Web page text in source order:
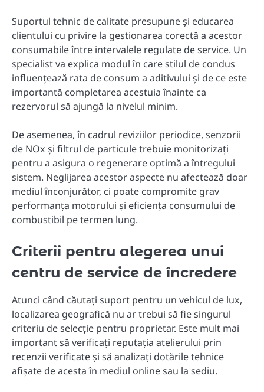
Suportul tehnic de calitate presupune și educarea
clientului cu privire la gestionarea corectă a acestor
consumabile între intervalele regulate de service. Un
specialist va explica modul în care stilul de condus
influențează rata de consum a aditivului și de ce este
importantă completarea acestuia înainte ca
rezervorul să ajungă la nivelul minim.
De asemenea, în cadrul reviziilor periodice, senzorii
de NOx și filtrul de particule trebuie monitorizați
pentru a asigura o regenerare optimă a întregului
sistem. Neglijarea acestor aspecte nu afectează doar
mediul înconjurător, ci poate compromite grav
performanța motorului și eficiența consumului de
combustibil pe termen lung.
Criterii pentru alegerea unui
centru de service de încredere
Atunci când căutați suport pentru un vehicul de lux,
localizarea geografică nu ar trebui să fie singurul
criteriu de selecție pentru proprietar. Este mult mai
important să verificați reputația atelierului prin
recenzii verificate și să analizați dotările tehnice
afișate de acesta în mediul online sau la sediu.